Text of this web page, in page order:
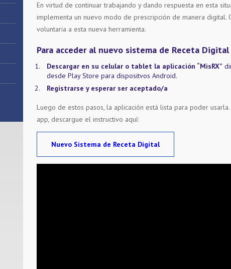
En virtud de continuar trabajando y dando respuesta en esta
implementa un nuevo modo de prescripción de manera digital.
voluntaria a esta nueva herramienta.
Para acceder al nuevo sistema de Receta
Descargar en su celular o tablet la aplicación “MisRX”
desde Play Store para dispositvos Android.
Registrarse y esperar ser aceptado/a
Luego de estos pasos, la aplicación está lista para poder
app, descargue el instructivo aquí:
Nuevo Sistema de Receta Digital